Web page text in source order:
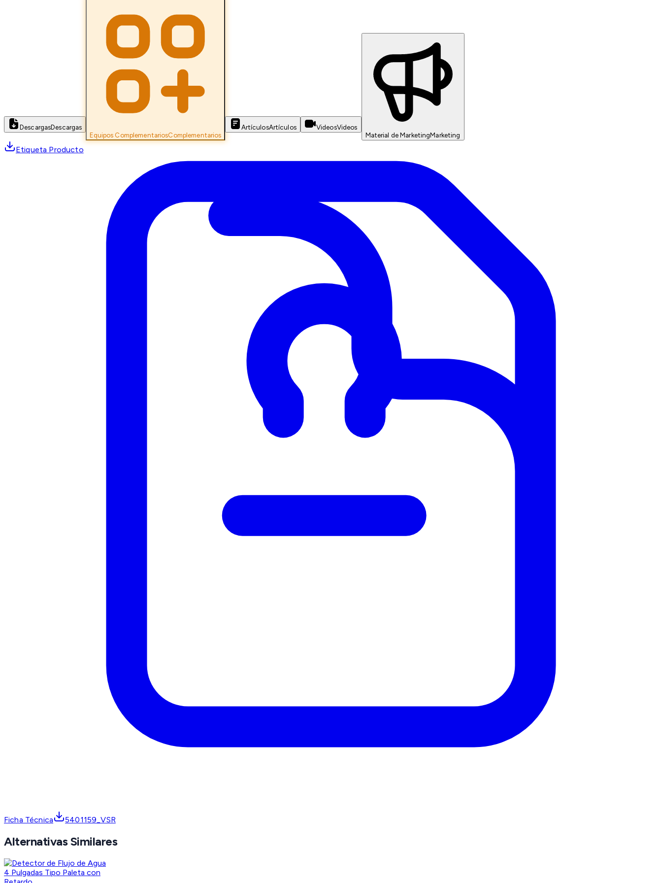
DescargasDescargas
Equipos ComplementariosComplementarios
ArtículosArtículos VideosVideos
Material de MarketingMarketing
Etiqueta Producto
Ficha Técnica 5401159_VSR
Alternativas Similares